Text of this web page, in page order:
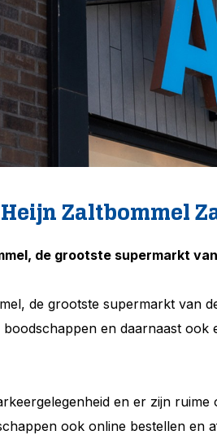
Zaltbommel
de grootste supermarkt
de grootste supermarkt van
boodschappen en daarnaast
en er zijn
ook online bestellen en